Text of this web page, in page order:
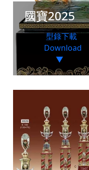
國寶2025
型錄下載
Download
▼